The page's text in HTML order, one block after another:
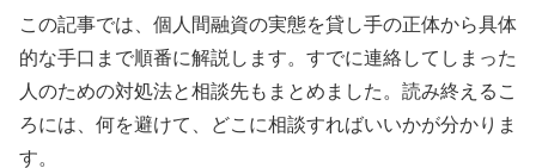
この記事では、個人間融資の実態を貸し手の正体から具体
的な手口まで順番に解説します。すでに連絡してしまった
人のための対処法と相談先もまとめました。読み終えるこ
ろには、何を避けて、どこに相談すればいいかが分かりま
す。